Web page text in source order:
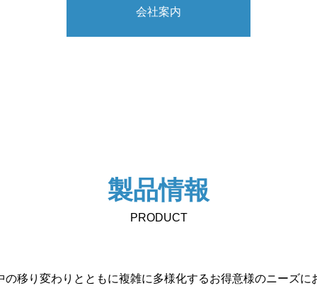
会社案内
社長挨拶
アクセス
製品情報
PRODUCT
の移り変わりとともに複雑に多様化するお得意様のニーズに